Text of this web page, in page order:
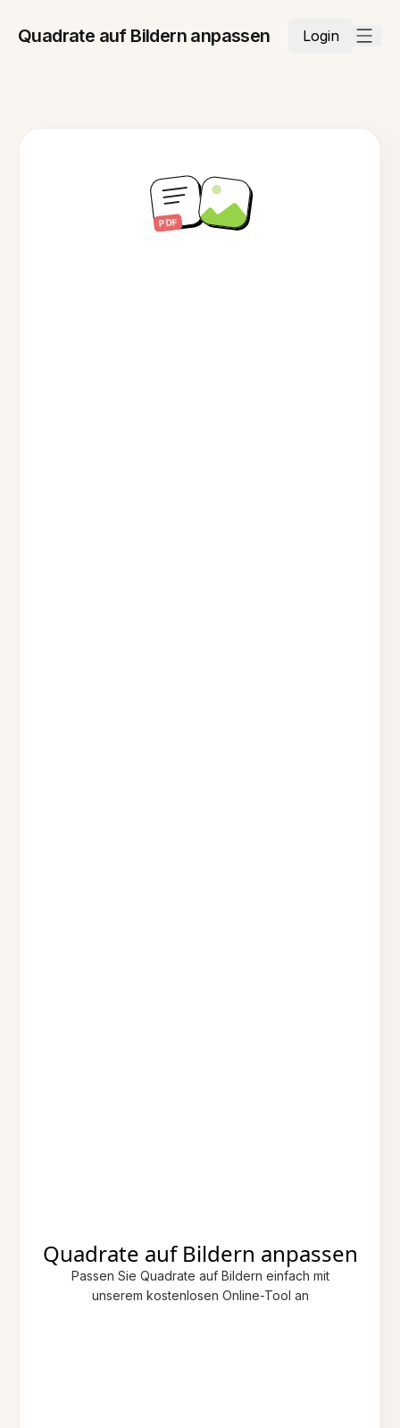
Quadrate auf Bildern anpassen Login
Quadrate auf Bildern anpassen
Passen Sie Quadrate auf Bildern einfach mit
unserem kostenlosen Online-Tool an